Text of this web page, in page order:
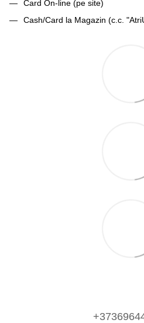
Card On-line (pe site)
Cash/Card la Magazin (c.c.